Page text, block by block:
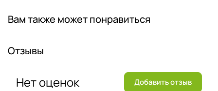
Вам также может понравиться
Отзывы
Нет оценок Добавить отзыв